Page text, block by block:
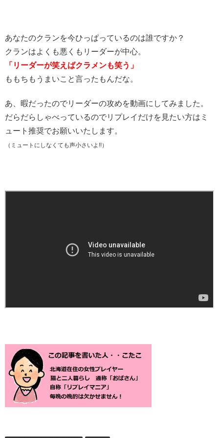
あなたのクランを今ひっぱっているのは誰ですか？
クランはよくも悪くもリーダーが中心。
「リーダーが笑えばクラメンも笑う」
ももちもうまいこと言ったもんだな。
あ、暇だったのでリーダーの攻めを動画にしてみました。
だらだらしゃべっているのでリプレイだけを見たい方はミ
ュート推奨でお願いいたします。
（ミュートにしなくても声小さいよ!!）